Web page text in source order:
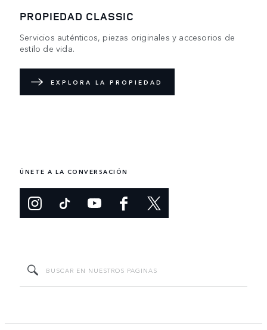
PROPIEDAD CLASSIC
Servicios auténticos, piezas originales y accesorios de
estilo de vida.
EXPLORA LA PROPIEDAD
ÚNETE A LA CONVERSACIÓN